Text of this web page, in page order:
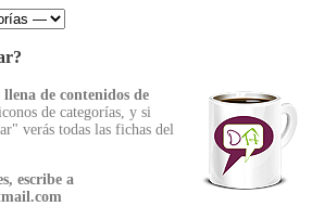
de contenidos de
de categorías, y si
verás todas las fichas del
escribe a